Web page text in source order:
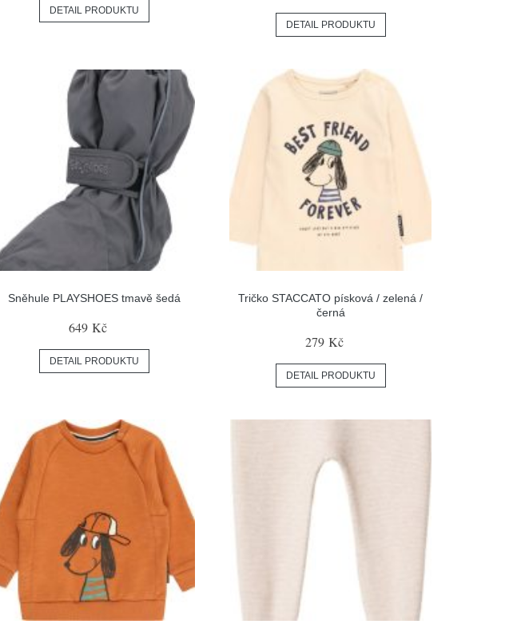
DETAIL PRODUKTU
DETAIL PRODUKTU
Sněhule PLAYSHOES tmavě šedá
649 Kč
DETAIL PRODUKTU
Tričko STACCATO písková / zelená /
černá
279 Kč
DETAIL PRODUKTU